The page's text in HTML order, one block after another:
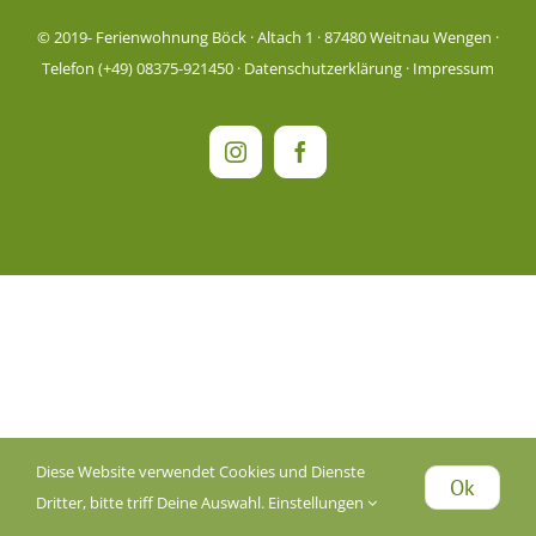
© 2019- Ferienwohnung Böck · Altach 1 · 87480 Weitnau Wengen ·
Telefon (+49) 08375-921450 · Datenschutzerklärung · Impressum
InstagramFacebook
Diese Website verwendet Cookies und Dienste
Dritter, bitte triff Deine Auswahl. Einstellungen
Ok